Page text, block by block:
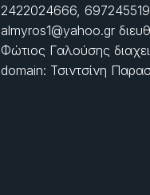
2422024666,
almyros1@yahoo.gr
Φώτιος Γαλούσης
domain: Τσιντσίνη